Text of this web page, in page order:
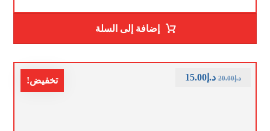
إضافة إلى السلة
تخفيض! د.إ20.00 د.إ15.00